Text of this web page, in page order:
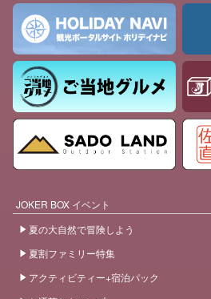
JOKER BOX イベント
夏の大自然で冒険しよう
夏割ファミリー特集
アクティビティー+宿泊パック